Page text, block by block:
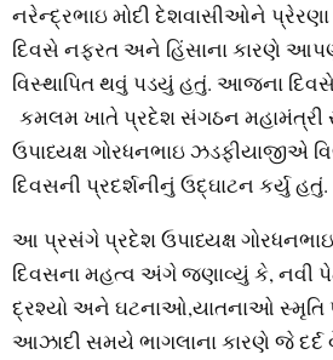
નરેન્દ્રભાઇ મોદી દેશવાસીઓને
દિવસે નફરત અને હિંસાના કારણે
વિસ્થાપિત થવું પડયું હતું. આજના
કમલમ ખાતે પ્રદેશ સંગઠન મહામંત્રી
ઉપાધ્યક્ષ ગોરધનભાઇ ઝડફીયાજીએ
દિવસની પ્રદર્શનીનું ઉદ્ઘાટન કર્યુ હતું.
આ પ્રસંગે પ્રદેશ ઉપાધ્યક્ષ
દિવસના મહત્વ અંગે જણાવ્યું કે, નવી
દ્રશ્યો અને ઘટનાઓ,યાતનાઓ
આઝાદી સમયે ભાગલાના કારણે જે